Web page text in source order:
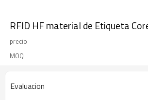
RFID HF material de Etiqueta
precio
MOQ
Evaluacion